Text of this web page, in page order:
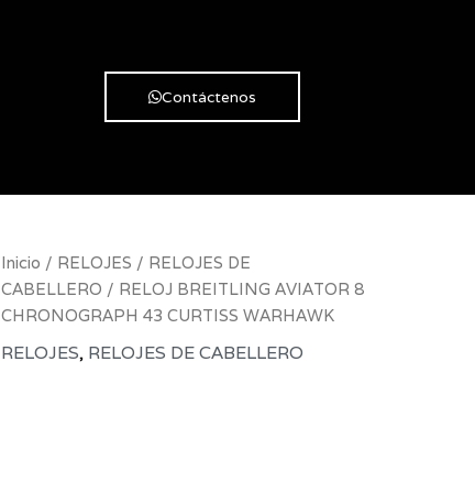
Contáctenos
Inicio / RELOJES / RELOJES DE
CABELLERO / RELOJ BREITLING AVIATOR 8
CHRONOGRAPH 43 CURTISS WARHAWK
RELOJES, RELOJES DE CABELLERO
RELOJ
BREITLING
AVIATOR
8